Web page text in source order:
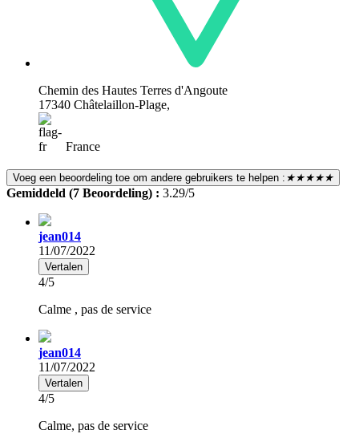
Chemin des Hautes Terres d'Angoute
17340 Châtelaillon-Plage,
France
Voeg een beoordeling toe om andere gebruikers te helpen : ★★★★★
Gemiddeld (7 Beoordeling) : 3.29/5
jean014
11/07/2022
Vertalen
4/5
Calme , pas de service
jean014
11/07/2022
Vertalen
4/5
Calme, pas de service